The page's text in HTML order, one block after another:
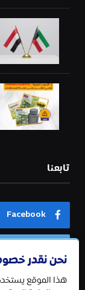
تابعنا
Facebook
Telegram
نحن نقدر
هذا الموقع